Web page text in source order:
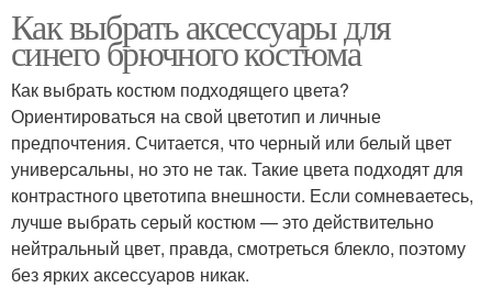
Как выбрать аксессуары для
синего брючного костюма
Как выбрать костюм подходящего цвета?
Ориентироваться на свой цветотип и личные
предпочтения. Считается, что черный или белый цвет
универсальны, но это не так. Такие цвета подходят для
контрастного цветотипа внешности. Если сомневаетесь,
лучше выбрать серый костюм — это действительно
нейтральный цвет, правда, смотреться блекло, поэтому
без ярких аксессуаров никак.